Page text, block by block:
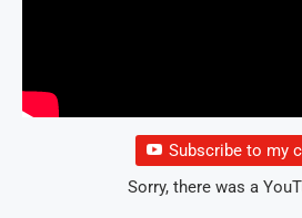
Subscribe to my
Sorry, there was a